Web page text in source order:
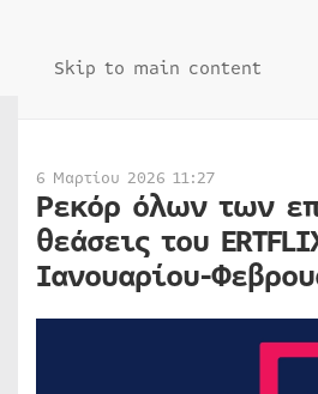
Skip to main content
6 Μαρτίου 2026 11:27
Ρεκόρ όλων των
θεάσεις του
Ιανουαρίου-